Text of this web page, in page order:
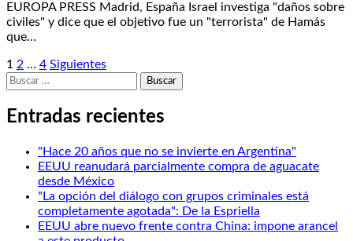
EUROPA PRESS Madrid, España Israel investiga "daños sobre
civiles" y dice que el objetivo fue un "terrorista" de Hamás
que…
Posts
pagination
1 2 … 4 Siguientes
Buscar:
Entradas recientes
"Hace 20 años que no se invierte en Argentina"
EEUU reanudará parcialmente compra de aguacate
desde México
"La opción del diálogo con grupos criminales está
completamente agotada": De la Espriella
EEUU abre nuevo frente contra China: impone arancel